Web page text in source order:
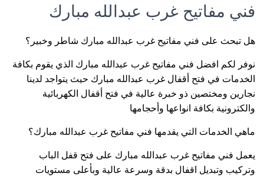
فني مفاتيح غرب عبدالله مبارك
هل تبحث على فني مفاتيح غرب عبدالله مبارك شاطر وخبير؟
نوفر لكم افضل فني مفاتيح غرب عبدالله مبارك الذي يقوم بكافة
الخدمات في فتح أقفال غرب عبدالله مبارك حيث يتواجد لدينا
نجارين ومختصين ذو خبرة عالية في فتح أقفال الكهربائية
والكترونية بكافة انواعها وأحجامها
ماهي الخدمات التي يقدمها فني مفاتيح غرب عبدالله مبارك؟
يعمل فني مفاتيح غرب عبدالله مبارك على فتح قفل الباب
وتركيب وتبديل اقفال بدقة وسرعة عالية وبأعلى مستويات